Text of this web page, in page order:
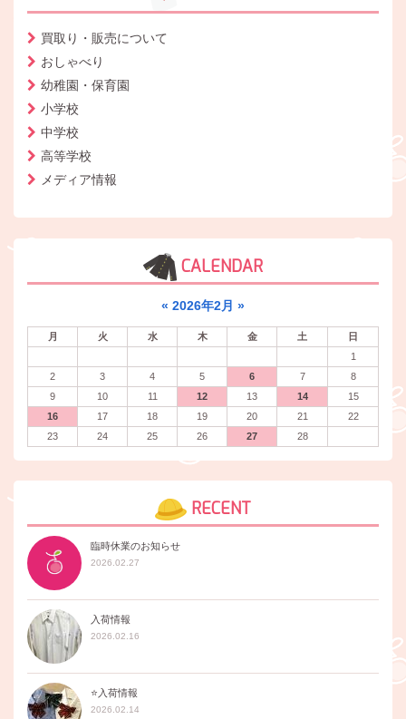
買取り・販売について
おしゃべり
幼稚園・保育園
小学校
中学校
高等学校
メディア情報
CALENDAR
« 2026年2月 »
月 火 水 木 金 土
日
1
2
3 4 5 6 7
8
9
10 11 12 13 14
15
16
17 18 19 20 21
22
23
24 25 26 27 28
RECENT
臨時休業のお知らせ
2026.02.27
入荷情報
2026.02.16
⭐️入荷情報
2026.02.14